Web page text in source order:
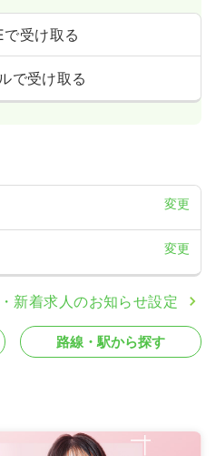
で受け取る
で受け取る
変更
変更
新着求人のお知らせ設定
路線・駅から探す